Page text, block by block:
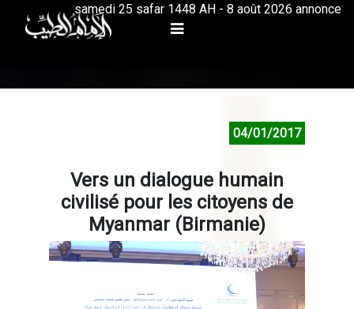
samedi 25 safar 1448 AH - 8 août 2026 annonce
04/01/2017
Vers un dialogue humain
civilisé pour les citoyens de
Myanmar (Birmanie)